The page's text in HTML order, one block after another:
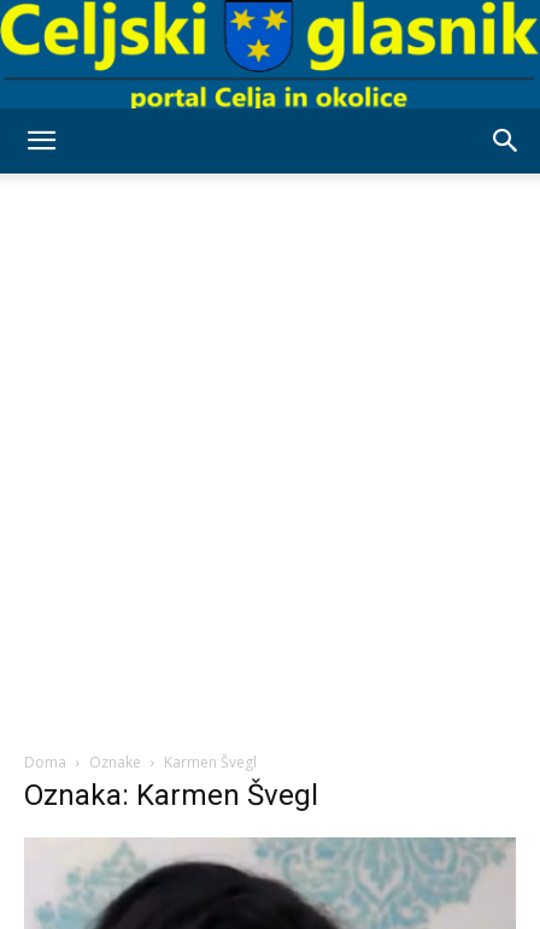
Doma Oznake Karmen Švegl
Oznaka: Karmen Švegl